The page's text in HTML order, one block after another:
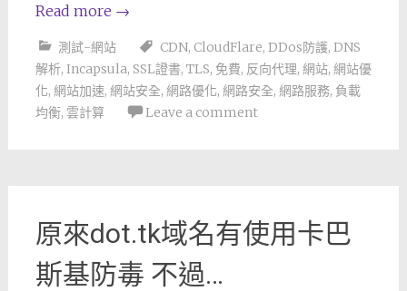
Read more →
測試-網站 CDN, CloudFlare, DDos防護, DNS
解析, Incapsula, SSL證書, TLS, 免費, 反向代理, 網站, 網站優
化, 網站加速, 網站安全, 網路優化, 網路安全, 網路服務, 負載
均衡, 雲計算 Leave a comment
原來dot.tk域名有使用卡巴
斯基防毒 不過…